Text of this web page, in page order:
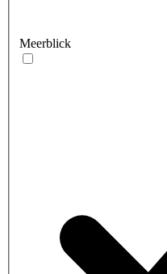
Meerblick